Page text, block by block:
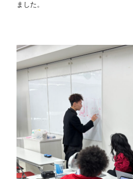
ました。